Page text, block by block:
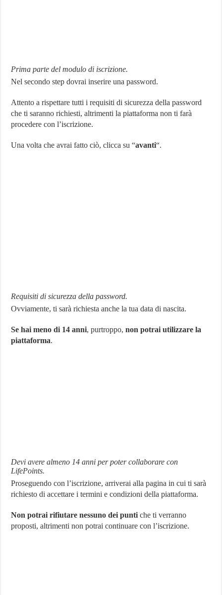
Prima parte del modulo di iscrizione.
Nel secondo step dovrai inserire una password.
Attento a rispettare tutti i requisiti di sicurezza della password
che ti saranno richiesti, altrimenti la piattaforma non ti farà
procedere con l’iscrizione.
Una volta che avrai fatto ciò, clicca su “avanti“.
Requisiti di sicurezza della password.
Ovviamente, ti sarà richiesta anche la tua data di nascita.
Se hai meno di 14 anni, purtroppo,non potrai utilizzare la
piattaforma.
Devi avere almeno 14 anni per poter collaborare con
LifePoints.
Proseguendo con l’iscrizione, arriverai alla pagina in cui ti sarà
richiesto di accettare i termini e condizioni della piattaforma.
Non potrai rifiutare nessuno dei punti che ti verranno
proposti, altrimenti non potrai continuare con l’iscrizione.